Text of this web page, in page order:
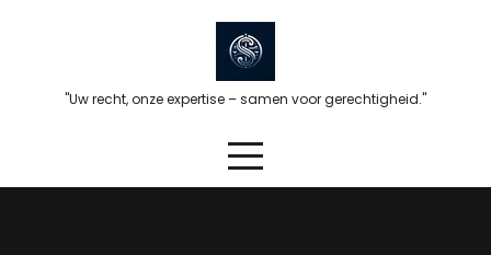
"Uw recht, onze expertise – samen voor gerechtigheid."